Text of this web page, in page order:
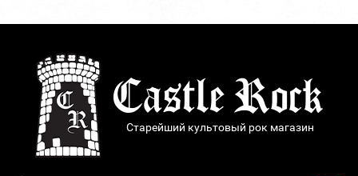
Старейший культовый рок магазин